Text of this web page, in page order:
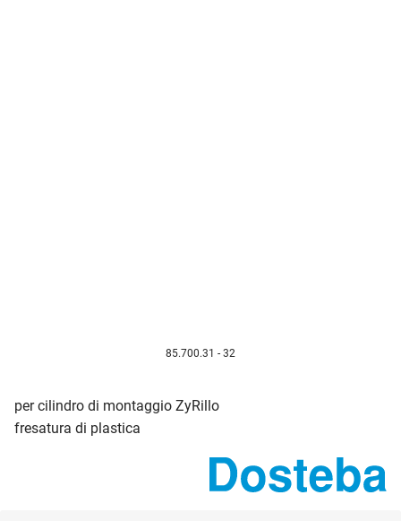
85.700.31 - 32
per cilindro di montaggio ZyRillo
fresatura di plastica